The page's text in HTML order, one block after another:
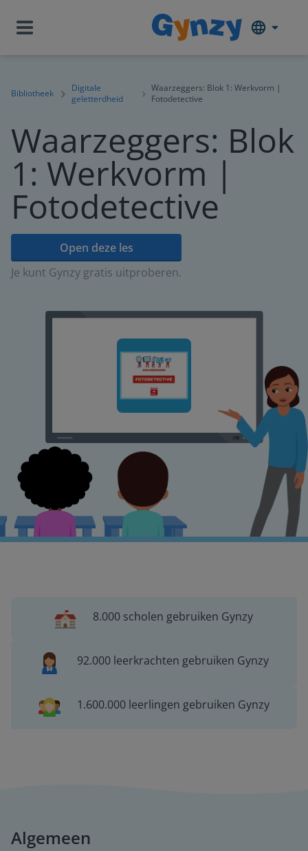
Bibliotheek
Digitale
geletterdheid
Waarzeggers: Blok 1: Werkvorm |
Fotodetective
Waarzeggers: Blok
1: Werkvorm |
Fotodetective
Open deze les
Je kunt Gynzy gratis uitproberen.
8.000 scholen gebruiken Gynzy
92.000 leerkrachten gebruiken Gynzy
1.600.000 leerlingen gebruiken Gynzy
Algemeen